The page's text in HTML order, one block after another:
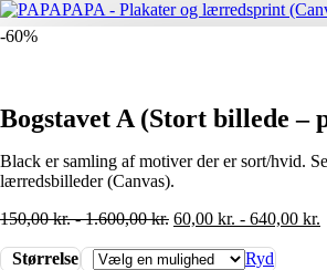
-60%
Bogstavet A (Stort billede
Black er samling af motiver der er sort/hvid.
lærredsbilleder (Canvas).
150,00kr.-1.600,00kr. 60,00 kr. - 640,00 kr.
Størrelse
Ryd